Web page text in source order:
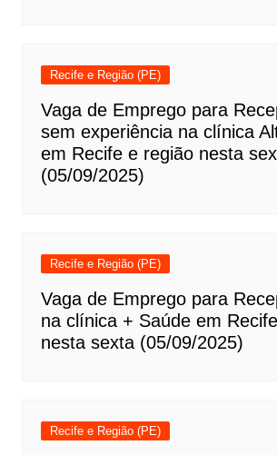
Recife e Região (PE)
Vaga de Emprego para
sem experiência na clínica
em Recife e região nesta
(05/09/2025)
Recife e Região (PE)
Vaga de Emprego para
na clínica + Saúde em
nesta sexta (05/09/2025)
Recife e Região (PE)